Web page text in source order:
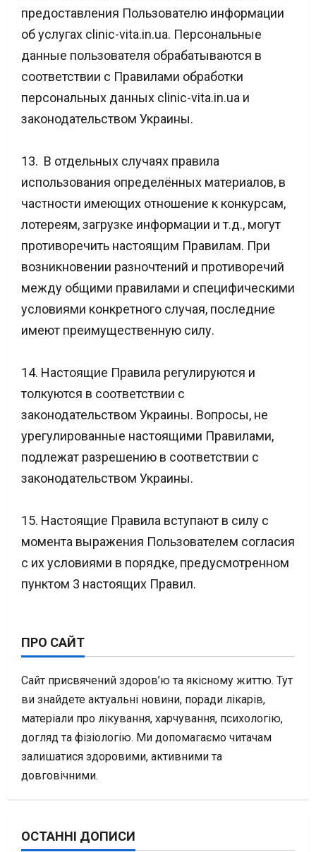
предоставления Пользователю информации
об услугах clinic-vita.in.ua. Персональные
данные пользователя обрабатываются в
соответствии с Правилами обработки
персональных данных clinic-vita.in.ua и
законодательством Украины.
13. В отдельных случаях правила
использования определённых материалов, в
частности имеющих отношение к конкурсам,
лотереям, загрузке информации и т.д., могут
противоречить настоящим Правилам. При
возникновении разночтений и противоречий
между общими правилами и специфическими
условиями конкретного случая, последние
имеют преимущественную силу.
14. Настоящие Правила регулируются и
толкуются в соответствии с
законодательством Украины. Вопросы, не
урегулированные настоящими Правилами,
подлежат разрешению в соответствии с
законодательством Украины.
15. Настоящие Правила вступают в силу с
момента выражения Пользователем согласия
с их условиями в порядке, предусмотренном
пунктом 3 настоящих Правил.
ПРО САЙТ
Сайт присвячений здоров’ю та якісному життю. Тут
ви знайдете актуальні новини, поради лікарів,
матеріали про лікування, харчування, психологію,
догляд та фізіологію. Ми допомагаємо читачам
залишатися здоровими, активними та
довговічними.
ОСТАННІ ДОПИСИ